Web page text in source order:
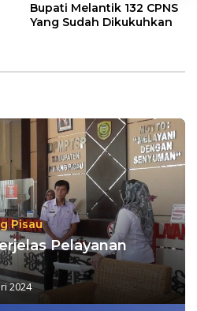
Bupati Melantik 132 CPNS
Yang Sudah Dikukuhkan
Pisau
Pelayanan
2024